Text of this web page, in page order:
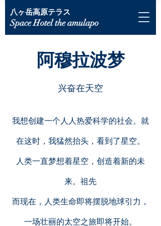
八ヶ岳高原テラス
Space Hotel the amulapo
阿穆拉波梦
​兴奋在天空
我想创建一个人人热爱科学的社会。就
在这时，我猛然抬头，看到了星空。
人类一直梦想着星空，创造着新的未
来。祖先
而现在，人类生命即将摆脱地球引力，
一场壮丽的太空之旅即将开始。